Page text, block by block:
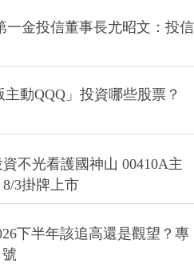
一金投信董事長尤昭文：投信
動QQQ」投資哪些股票？
不光看護國神山 00410A主
3掛牌上市
下半年該追高還是觀望？專